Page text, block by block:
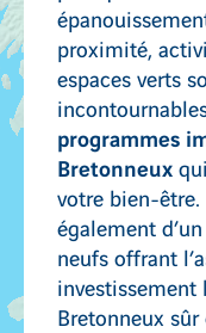
proximité,
espaces verts
programmes
Bretonneux
votre bien-
également
neufs offrant
Bretonneux